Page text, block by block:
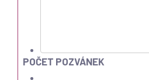
POČET POZVÁNEK